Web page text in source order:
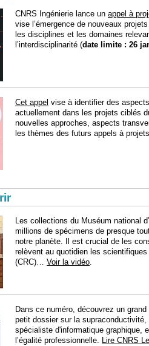
CNRS Ingénierie lance un appel à
vise l’émergence de nouveaux
les disciplines et les domaines
l’interdisciplinarité (date limite : 26
Cet appel vise à identifier des
actuellement dans les projets ciblés
nouvelles approches, aspects
les thèmes des futurs appels à
Les collections du Muséum national
millions de spécimens de presque
notre planète. Il est crucial de les
relèvent au quotidien les
(CRC)… Voir la vidéo.
Dans ce numéro, découvrez un
petit dossier sur la
spécialiste d'informatique graphique,
l’égalité professionnelle. Lire CNRS